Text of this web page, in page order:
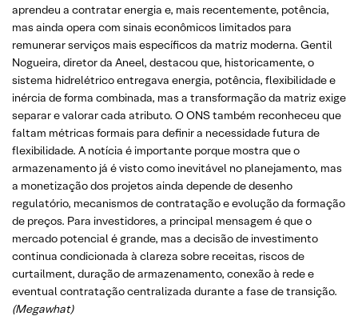
aprendeu a contratar energia e, mais recentemente, potência,
mas ainda opera com sinais econômicos limitados para
remunerar serviços mais específicos da matriz moderna. Gentil
Nogueira, diretor da Aneel, destacou que, historicamente, o
sistema hidrelétrico entregava energia, potência, flexibilidade e
inércia de forma combinada, mas a transformação da matriz exige
separar e valorar cada atributo. O ONS também reconheceu que
faltam métricas formais para definir a necessidade futura de
flexibilidade. A notícia é importante porque mostra que o
armazenamento já é visto como inevitável no planejamento, mas
a monetização dos projetos ainda depende de desenho
regulatório, mecanismos de contratação e evolução da formação
de preços. Para investidores, a principal mensagem é que o
mercado potencial é grande, mas a decisão de investimento
continua condicionada à clareza sobre receitas, riscos de
curtailment, duração de armazenamento, conexão à rede e
eventual contratação centralizada durante a fase de transição.
(Megawhat)